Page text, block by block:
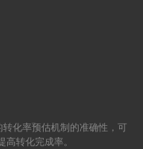
化率预估机制的准确性，可
转化完成率。